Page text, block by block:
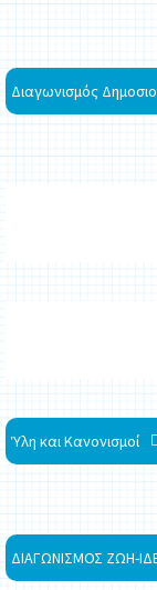
Διαγωνισμός
Ύλη και Κανονισμοί
ΔΙΑΓΩΝΙΣΜΟΣ ΖΩΗ-